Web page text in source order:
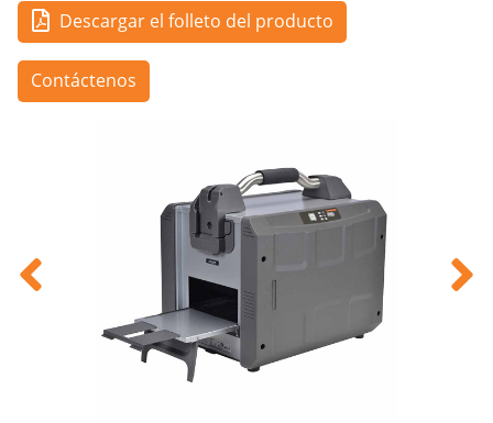
Descargar el folleto del producto
Contáctenos